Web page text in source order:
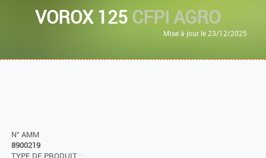
VOROX 125CFPI AGRO
Mise à jour le 23/12/2025
N° AMM
8900219
TYPE DE PRODUIT :